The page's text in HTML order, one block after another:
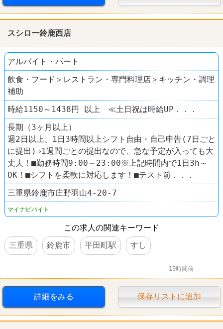
スシロー鈴鹿西店
アルバイト・パート
飲食・フード＞レストラン・専門料理店＞キッチン・調理
補助
時給1150～1438円 以上 ≪土日祝は時給UP．．．
長期（3ヶ月以上）
週2日以上、1日3時間以上シフト自由・自己申告(7日ごと
に提出)⇒1週間ごとの提出なので、急な予定が入っても大
丈夫！■勤務時間9:00～23:00※上記時間内で1日3h～
OK！■シフトを柔軟に対応します！■テスト前．．．
三重県鈴鹿市庄野羽山4-20-7
マイナビバイト
この求人の関連キーワード
三重県
鈴鹿市 平田町駅 すし
19時間前
詳細をみる 保存リストに追加